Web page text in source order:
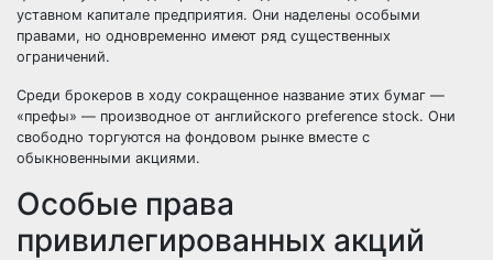
уставном капитале предприятия. Они наделены особыми
правами, но одновременно имеют ряд существенных
ограничений.
Среди брокеров в ходу сокращенное название этих бумаг —
«префы» — производное от английского preference stock. Они
свободно торгуются на фондовом рынке вместе с
обыкновенными акциями.
Особые права
привилегированных акций